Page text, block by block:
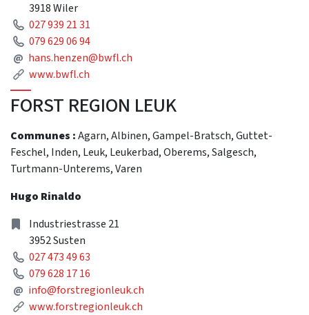
3918 Wiler
Phone
027 939 21 31
Phone
079 629 06 94
@ Mail
hans.henzen@bwfl.ch
Link
www.bwfl.ch
FORST REGION LEUK
Communes :Agarn, Albinen, Gampel-Bratsch, Guttet-
Feschel, Inden, Leuk, Leukerbad, Oberems, Salgesch,
Turtmann-Unterems, Varen
Hugo Rinaldo
Address
Industriestrasse 21
3952 Susten
Phone
027 473 49 63
Phone
079 628 17 16
@ Mail
info@forstregionleuk.ch
Link
www.forstregionleuk.ch